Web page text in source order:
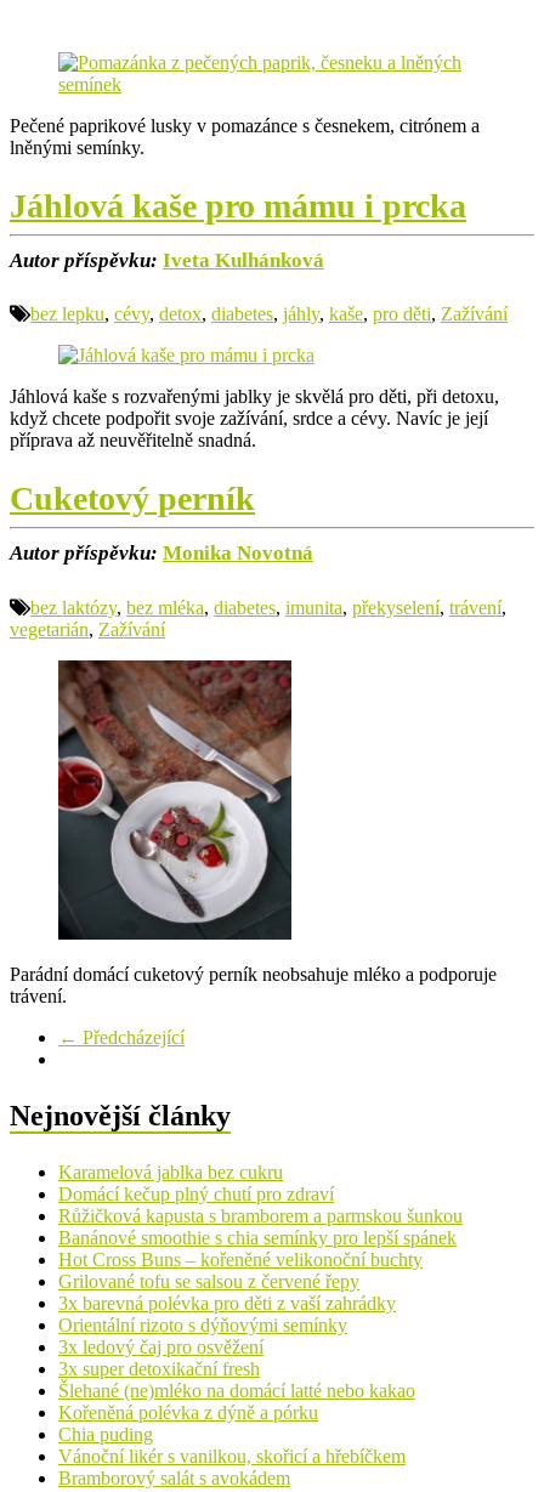
Pečené paprikové lusky v pomazánce s česnekem, citrónem a
lněnými semínky.
Jáhlová kaše pro mámu i prcka
Autor příspěvku: Iveta Kulhánková
bez lepku, cévy, detox, diabetes, jáhly, kaše, pro děti, Zažívání
Jáhlová kaše s rozvařenými jablky je skvělá pro děti, při detoxu,
když chcete podpořit svoje zažívání, srdce a cévy. Navíc je její
příprava až neuvěřitelně snadná.
Cuketový perník
Autor příspěvku: Monika Novotná
bez laktózy, bez mléka, diabetes, imunita, překyselení, trávení,
vegetarián, Zažívání
Parádní domácí cuketový perník neobsahuje mléko a podporuje
trávení.
← Předcházející
Nejnovější články
Karamelová jablka bez cukru
Domácí kečup plný chutí pro zdraví
Růžičková kapusta s bramborem a parmskou šunkou
Banánové smoothie s chia semínky pro lepší spánek
Hot Cross Buns – kořeněné velikonoční buchty
Grilované tofu se salsou z červené řepy
3x barevná polévka pro děti z vaší zahrádky
Orientální rizoto s dýňovými semínky
3x ledový čaj pro osvěžení
3x super detoxikační fresh
Šlehané (ne)mléko na domácí latté nebo kakao
Kořeněná polévka z dýně a pórku
Chia puding
Vánoční likér s vanilkou, skořicí a hřebíčkem
Bramborový salát s avokádem